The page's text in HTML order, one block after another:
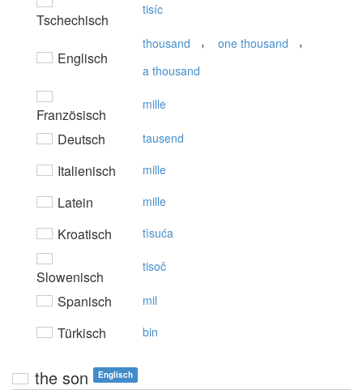
Tschechisch
tisíc
Englisch
thousand , one thousand ,
a thousand
Französisch
mille
Deutsch tausend
Italienisch mille
Latein mille
Kroatisch tìsuća
Slowenisch
tisoč
Spanisch mil
Türkisch bin
the son Englisch